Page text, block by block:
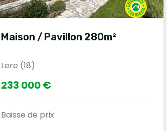
Maison / Pavillon 280m²
Lere (18)
233 000 €
Baisse de prix